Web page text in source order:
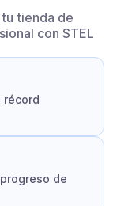
tienda de
con STEL
récord
de